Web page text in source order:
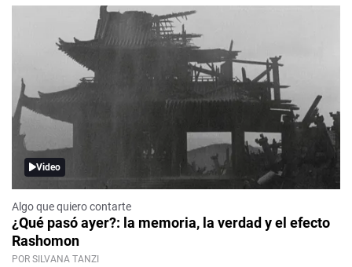
Video
Algo que quiero contarte
¿Qué pasó ayer?: la memoria, la verdad y el efecto
Rashomon
POR SILVANA TANZI